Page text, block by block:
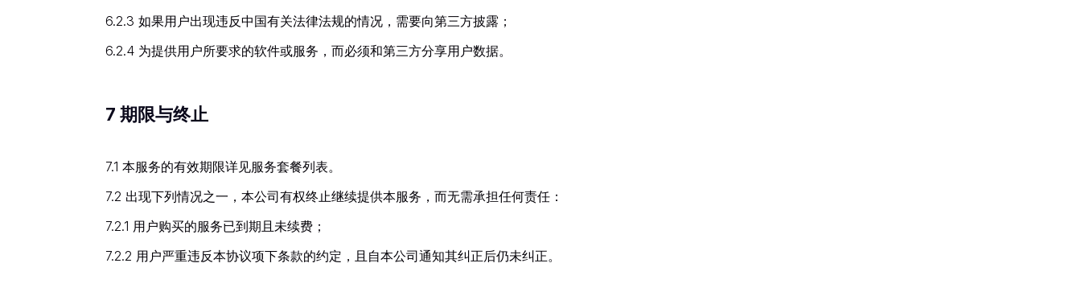
6.2.3 如果用户出现违反中国有关法律法规的情况，需要向第三方披露；
6.2.4 为提供用户所要求的软件或服务，而必须和第三方分享用户数据。
7 期限与终止
7.1 本服务的有效期限详见服务套餐列表。
7.2 出现下列情况之一，本公司有权终止继续提供本服务，而无需承担任何责任：
7.2.1 用户购买的服务已到期且未续费；
7.2.2 用户严重违反本协议项下条款的约定，且自本公司通知其纠正后仍未纠正。